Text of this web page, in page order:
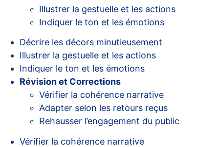
Illustrer la gestuelle et les actions
Indiquer le ton et les émotions
Décrire les décors minutieusement
Illustrer la gestuelle et les actions
Indiquer le ton et les émotions
Révision et Corrections
Vérifier la cohérence narrative
Adapter selon les retours reçus
Rehausser l’engagement du public
Vérifier la cohérence narrative